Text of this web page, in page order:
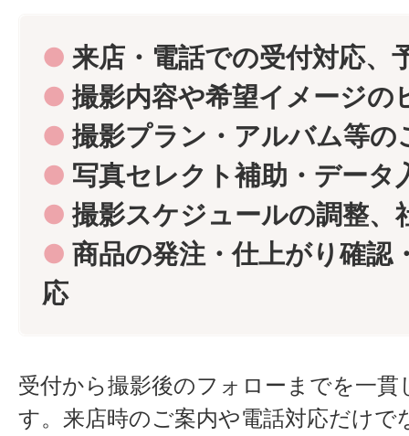
● 来店・電話での受付対応、
● 撮影内容や希望イメージの
● 撮影プラン・アルバム等の
● 写真セレクト補助・データ
● 撮影スケジュールの調整、
● 商品の発注・仕上がり確認
応
受付から撮影後のフォローまでを一貫
す。来店時のご案内や電話対応だけで